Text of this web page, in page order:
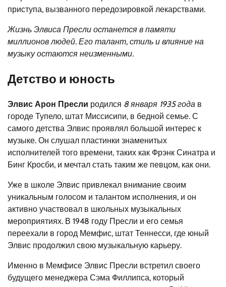
приступа, вызванного передозировкой лекарствами.
Жизнь Элвиса Пресли останется в памяти
миллионов людей. Его талант, стиль и влияние на
музыку остаются неизменными.
Детство и юность
Элвис Арон Пресли родился 8 января 1935 года в
городе Тупело, штат Миссисипи, в бедной семье. С
самого детства Элвис проявлял большой интерес к
музыке. Он слушал пластинки знаменитых
исполнителей того времени, таких как Фрэнк Синатра и
Бинг Кросби, и мечтал стать таким же певцом, как они.
Уже в школе Элвис привлекал внимание своим
уникальным голосом и талантом исполнения, и он
активно участвовал в школьных музыкальных
мероприятиях. В 1948 году Пресли и его семья
переехали в город Мемфис, штат Теннесси, где юный
Элвис продолжил свою музыкальную карьеру.
Именно в Мемфисе Элвис Пресли встретил своего
будущего менеджера Сэма Филлипса, который